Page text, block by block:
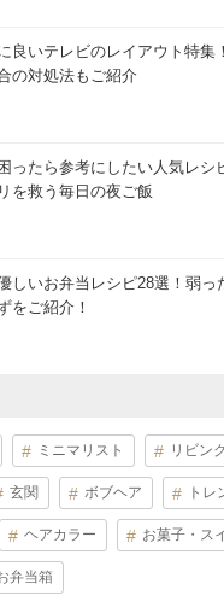
良いテレビのレイアウト特集
の対処法もご紹介
ったら参考にしたい人気レシ
を救う毎日の夜ご飯
しいお弁当レシピ28選！弱っ
をご紹介！
ミニマリスト リビン
玄関 ボブヘア トレ
ヘアカラー お菓子・ス
弁当箱